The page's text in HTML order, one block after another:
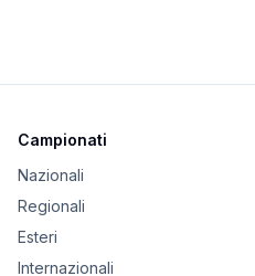
Campionati
Nazionali
Regionali
Esteri
Internazionali